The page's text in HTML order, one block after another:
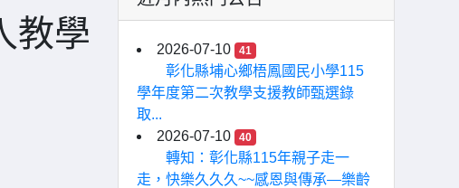
教學
2026-07-10 41
彰化縣埔心鄉梧鳳國民小學115
學年度第二次教學支援教師甄選錄
取...
2026-07-10
40
轉知：彰化縣115年親子走一
走，快樂久久久~~感恩與傳承—樂齡